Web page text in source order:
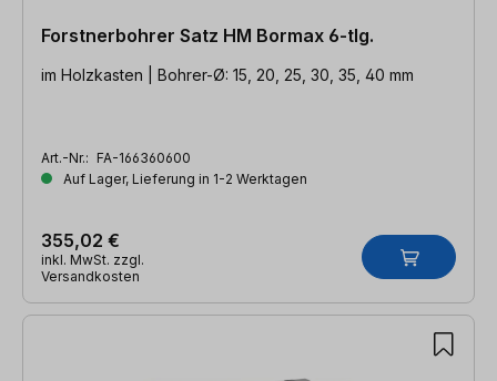
Forstnerbohrer Satz HM Bormax 6-tlg.
im Holzkasten | Bohrer-Ø: 15, 20, 25, 30, 35, 40 mm
Art.-Nr.: FA-166360600
Auf Lager, Lieferung in 1-2 Werktagen
355,02 €
inkl. MwSt. zzgl.
Versandkosten